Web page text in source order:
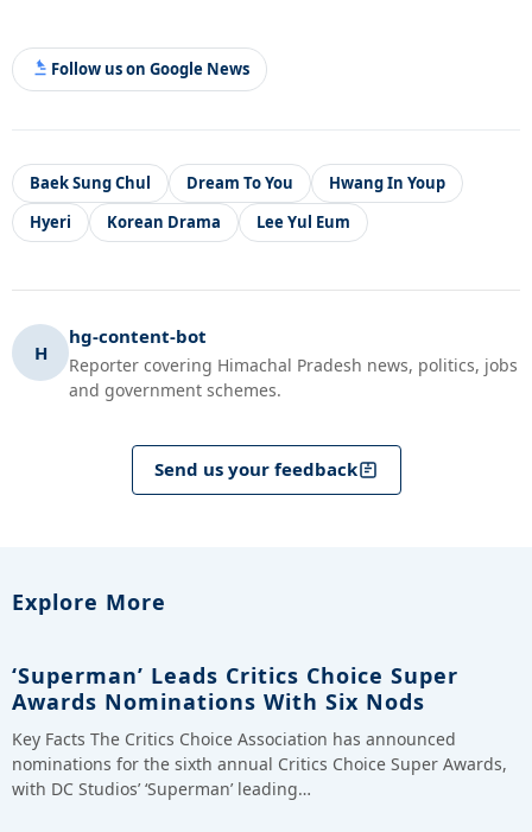
Follow us on Google News
Baek Sung Chul Dream To You
Hwang In Youp
Hyeri
Korean Drama Lee Yul Eum
H
hg-content-bot
Reporter covering Himachal Pradesh news, politics, jobs
and government schemes.
Send us your feedback
Explore More
‘Superman’ Leads Critics Choice Super
Awards Nominations With Six Nods
Key Facts The Critics Choice Association has announced
nominations for the sixth annual Critics Choice Super Awards,
with DC Studios’ ‘Superman’ leading…